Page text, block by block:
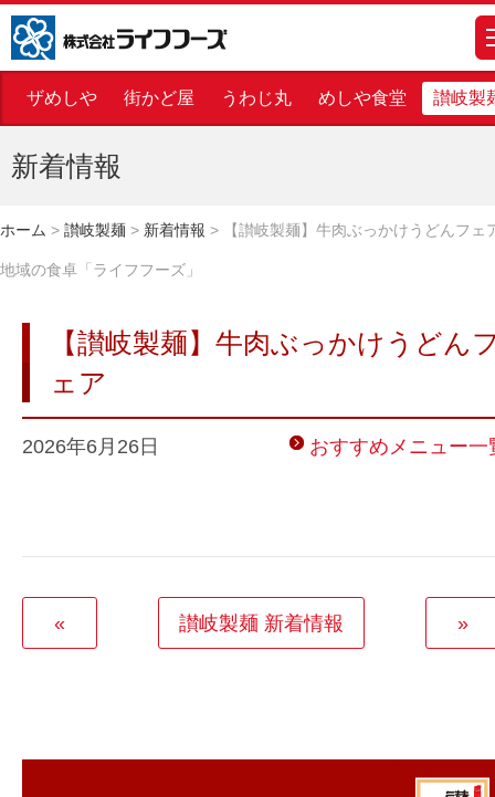
株式会社ライフフーズ
ザめしや 街かど屋 うわじ丸 めしや食堂 讃岐製
新着情報
ホーム > 讃岐製麺 > 新着情報 > 【讃岐製麺】牛肉ぶっかけうどんフェ
地域の食卓「ライフフーズ」
【讃岐製麺】牛肉ぶっかけうどん
ェア
2026年6月26日 おすすめメニュー一
« 讃岐製麺 新着情報 »